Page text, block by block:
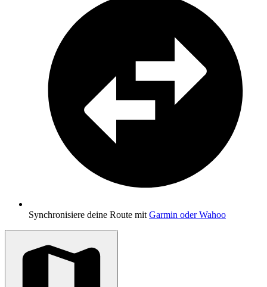
Synchronisiere deine Route mit Garmin oder Wahoo